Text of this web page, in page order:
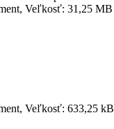
Veľkosť: 31,25 MB
Veľkosť: 633,25 kB